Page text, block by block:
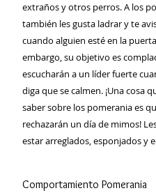
extraños y otros perros. A los
también les gusta ladrar y te
cuando alguien esté en la
embargo, su objetivo es
escucharán a un líder fuerte
diga que se calmen. ¡Una cosa
saber sobre los pomerania es
rechazarán un día de mimos!
estar arreglados, esponjados y
Comportamiento Pomerania